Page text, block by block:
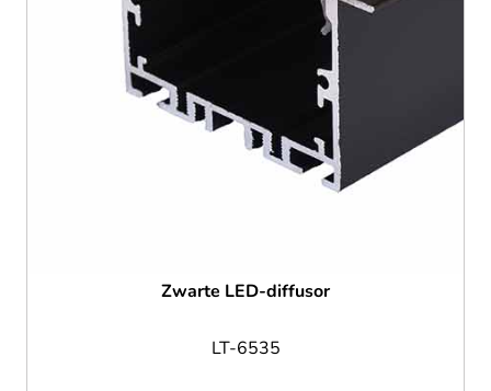
Zwarte LED-diffusor
LT-6535